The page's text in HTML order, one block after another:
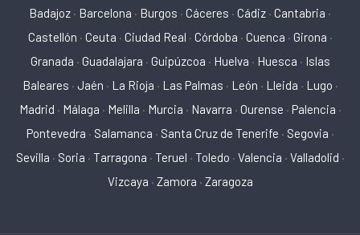
Badajoz · Barcelona · Burgos · Cáceres · Cádiz · Cantabria ·
Castellón · Ceuta · Ciudad Real · Córdoba · Cuenca · Girona ·
Granada · Guadalajara · Guipúzcoa · Huelva · Huesca · Islas
Baleares · Jaén · La Rioja · Las Palmas · León · Lleida · Lugo ·
Madrid · Málaga · Melilla · Murcia · Navarra · Ourense · Palencia ·
Pontevedra · Salamanca · Santa Cruz de Tenerife · Segovia ·
Sevilla · Soria · Tarragona · Teruel · Toledo · Valencia · Valladolid ·
Vizcaya · Zamora · Zaragoza